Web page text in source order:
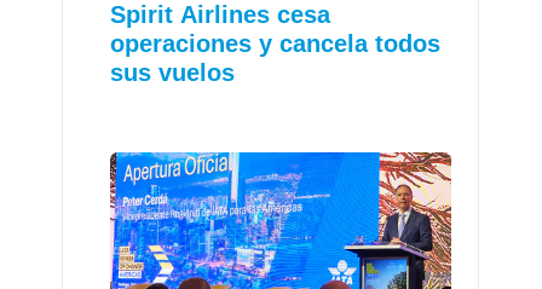
Spirit Airlines cesa
operaciones y cancela todos
sus vuelos